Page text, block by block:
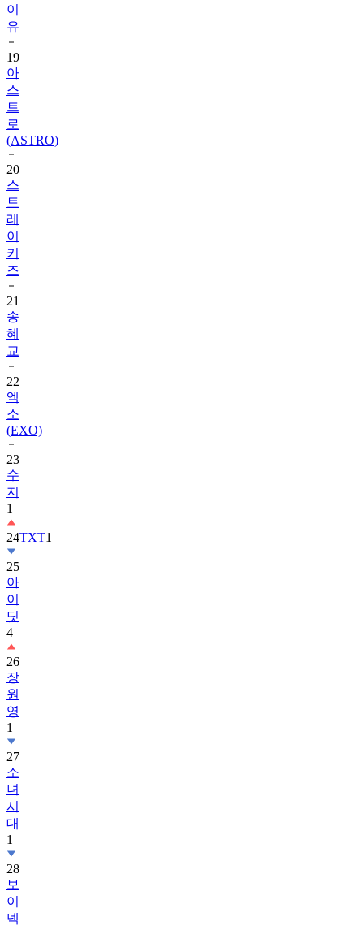
이
유
19
아
스
트
로
(ASTRO)
20
스
트
레
이
키
즈
21
송
혜
교
22
엑
소
(EXO)
23
수
지
1
24TXT1
25
아
이
딧
4
26
장
원
영
1
27
소
녀
시
대
1
28
보
이
넥